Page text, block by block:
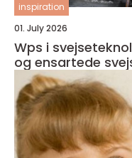
inspiration
01. July 2026
Wps i
og ensartede